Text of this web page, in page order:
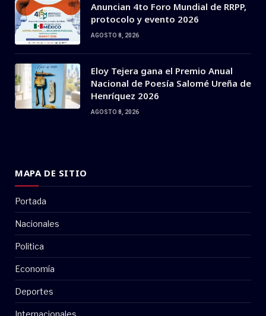
Anuncian 4to Foro Mundial de RRPP,
protocolo y evento 2026
AGOSTO 8, 2026
Eloy Tejera gana el Premio Anual
Nacional de Poesía Salomé Ureña de
Henríquez 2026
AGOSTO 8, 2026
MAPA DE SITIO
Portada
Nacionales
Politica
Economía
Deportes